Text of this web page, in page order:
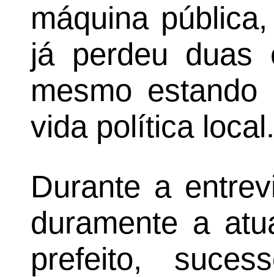
máquina
já perdeu duas
mesmo
vida política local.
Durante a
duramente a
prefeito,